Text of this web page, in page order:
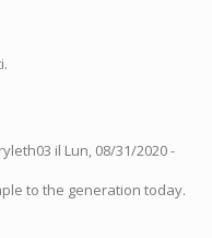
il Lun, 08/31/2020 -
to the generation today.